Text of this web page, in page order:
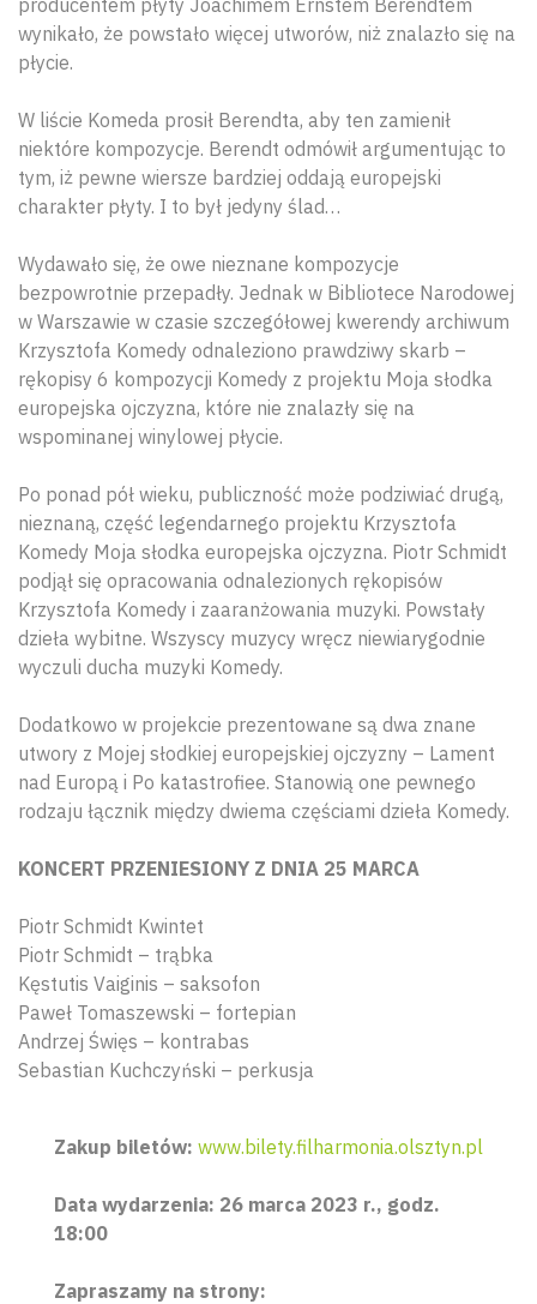
producentem płyty Joachimem Ernstem Berendtem
wynikało, że powstało więcej utworów, niż znalazło się na
płycie.
W liście Komeda prosił Berendta, aby ten zamienił
niektóre kompozycje. Berendt odmówił argumentując to
tym, iż pewne wiersze bardziej oddają europejski
charakter płyty. I to był jedyny ślad…
Wydawało się, że owe nieznane kompozycje
bezpowrotnie przepadły. Jednak w Bibliotece Narodowej
w Warszawie w czasie szczegółowej kwerendy archiwum
Krzysztofa Komedy odnaleziono prawdziwy skarb –
rękopisy 6 kompozycji Komedy z projektu Moja słodka
europejska ojczyzna, które nie znalazły się na
wspominanej winylowej płycie.
Po ponad pół wieku, publiczność może podziwiać drugą,
nieznaną, część legendarnego projektu Krzysztofa
Komedy Moja słodka europejska ojczyzna. Piotr Schmidt
podjął się opracowania odnalezionych rękopisów
Krzysztofa Komedy i zaaranżowania muzyki. Powstały
dzieła wybitne. Wszyscy muzycy wręcz niewiarygodnie
wyczuli ducha muzyki Komedy.
Dodatkowo w projekcie prezentowane są dwa znane
utwory z Mojej słodkiej europejskiej ojczyzny – Lament
nad Europą i Po katastrofiee. Stanowią one pewnego
rodzaju łącznik między dwiema częściami dzieła Komedy.
KONCERT PRZENIESIONY Z DNIA 25 MARCA
Piotr Schmidt Kwintet
Piotr Schmidt – trąbka
Kęstutis Vaiginis – saksofon
Paweł Tomaszewski – fortepian
Andrzej Święs – kontrabas
Sebastian Kuchczyński – perkusja
Zakup biletów: www.bilety.filharmonia.olsztyn.pl
Data wydarzenia: 26 marca 2023 r., godz.
18:00
Zapraszamy na strony: